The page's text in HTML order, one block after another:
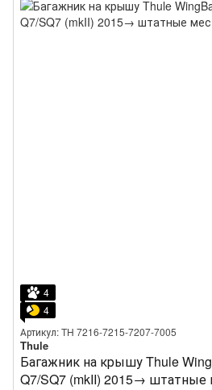
4
4
Артикул: TH 7216-7215-7207-7005
Thule
Багажник на крышу Thule
Q7/SQ7 (mkII) 2015→ штатные